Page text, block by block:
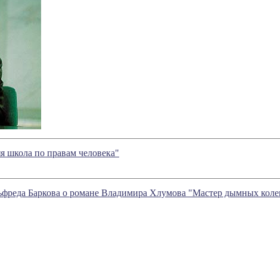
школа по правам человека"
Баркова о романе Владимира Хлумова "Мастер дымных